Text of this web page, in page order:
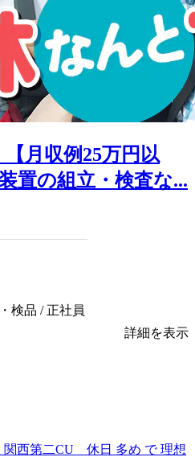
【月収例25万円以
置の組立・検査な...
検品 / 正社員
詳細を表示